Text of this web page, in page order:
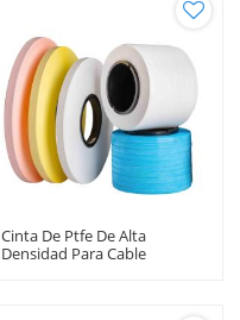
Cinta De Ptfe De Alta
Densidad Para Cable